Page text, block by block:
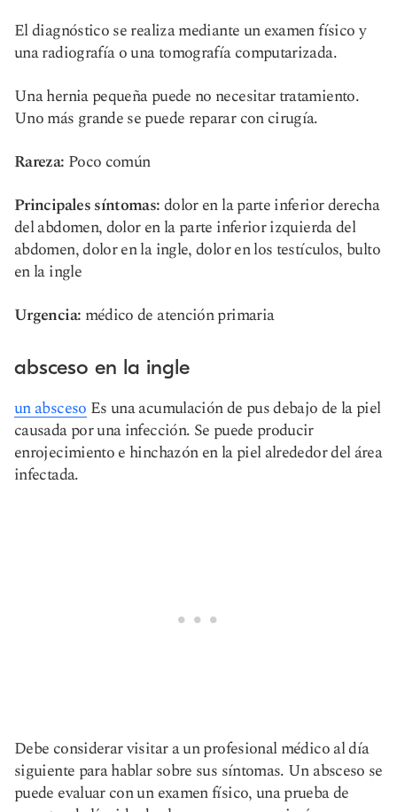
El diagnóstico se realiza mediante un examen físico y
una radiografía o una tomografía computarizada.
Una hernia pequeña puede no necesitar tratamiento.
Uno más grande se puede reparar con cirugía.
Rareza: Poco común
Principales síntomas:dolor en la parte inferior derecha
del abdomen, dolor en la parte inferior izquierda del
abdomen, dolor en la ingle, dolor en los testículos, bulto
en la ingle
Urgencia: médico de atención primaria
absceso en la ingle
un absceso Es una acumulación de pus debajo de la piel
causada por una infección. Se puede producir
enrojecimiento e hinchazón en la piel alrededor del área
infectada.
Debe considerar visitar a un profesional médico al día
siguiente para hablar sobre sus síntomas. Un absceso se
puede evaluar con un examen físico, una prueba de